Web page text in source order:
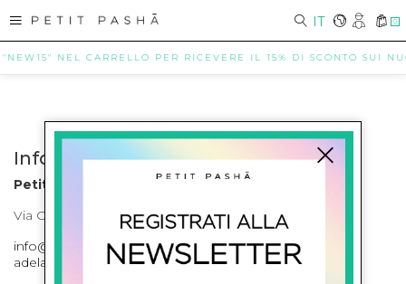
IT 0
NEL CARRELLO PER RICEVERE IL 15% DI SCONTO SUI
Info contatti
Petit Pasha
Via Cilea, 255 Napoli Corso Umberto I 301 Napoli
info@petitpasha.com, petitpasha@hotmail.it,
adelaide.petitpasha@hotmail.com